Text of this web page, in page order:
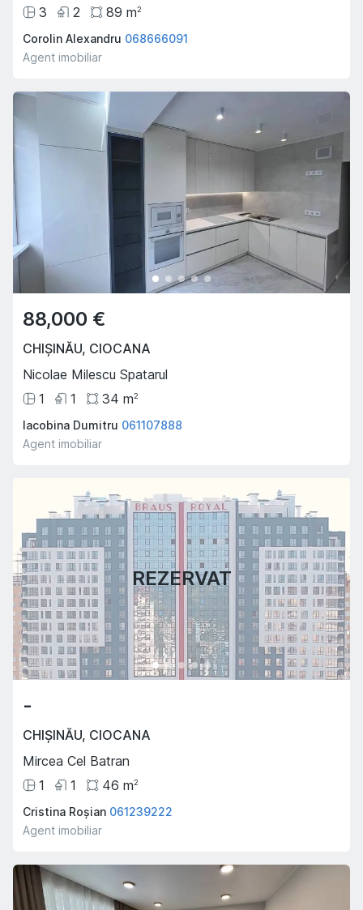
3
2 89 m2
Corolin Alexandru 068666091
Agent imobiliar
88,000 €
CHIȘINĂU, CIOCANA
Nicolae Milescu Spatarul
1
1 34 m2
Iacobina Dumitru 061107888
Agent imobiliar
REZERVAT
-
CHIȘINĂU, CIOCANA
Mircea Cel Batran
1
1 46 m2
Cristina Roșian 061239222
Agent imobiliar